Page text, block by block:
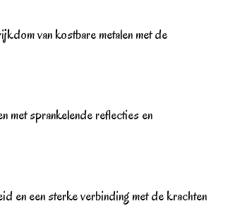
van kostbare metalen met de
met sprankelende reflecties en
en een sterke verbinding met de krachten